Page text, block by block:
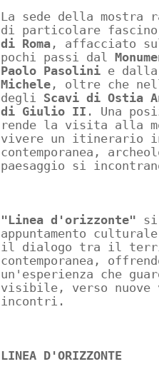
La sede della mostra
di particolare
di Roma , affacciato
pochi passi dal
Paolo Pasolini e
Michele , oltre che
degli Scavi di Ostia
di Giulio II . Una
rende la visita alla
vivere un itinerario
contemporanea,
paesaggio si
"Linea d'orizzonte" si
appuntamento
il dialogo tra il
contemporanea,
un'esperienza che
visibile, verso nuove
incontri.
LINEA D'ORIZZONTE